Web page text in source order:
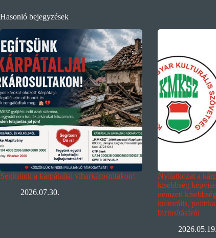
Hasonló bejegyzések
Segítsünk a kárpátaljai viharkárosultakon!
2026.07.30.
Nyilatkozat a
kisebbség
nemzeti
kulturális,
biztosításáról
2026.05.19.